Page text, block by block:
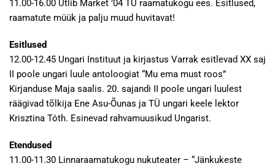
11.00-16.00 Utlib Market ’04 TÜ raamatukogu ees. Esitlused,
raamatute müük ja palju muud huvitavat!
Esitlused
12.00-12.45 Ungari Instituut ja kirjastus Varrak esitlevad XX saj
II poole ungari luule antoloogiat “Mu ema must roos”
Kirjanduse Maja saalis. 20. sajandi II poole ungari luulest
räägivad tõlkija Ene Asu-Õunas ja TÜ ungari keele lektor
Krisztina Tóth. Esinevad rahvamuusikud Ungarist.
Etendused
11.00-11.30 Linnaraamatukogu nukuteater – “Jänkukeste